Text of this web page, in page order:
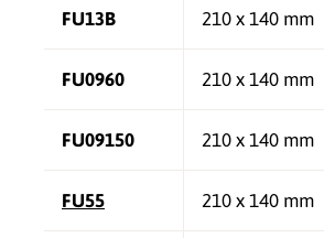
FU13B 210 x 140 mm
FU0960 210 x 140 mm
FU09150 210 x 140 mm
FU55 210 x 140 mm